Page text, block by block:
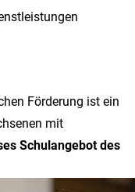
Förderung ist ein
mit
Schulangebot des